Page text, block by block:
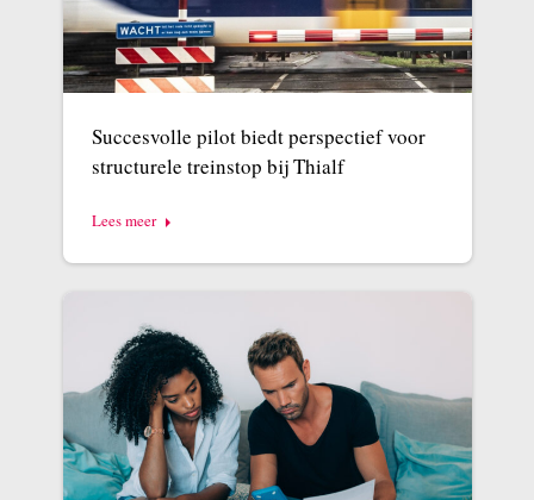
Succesvolle pilot biedt perspectief voor
structurele treinstop bij Thialf
Lees meer